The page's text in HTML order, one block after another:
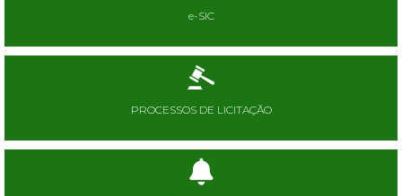
e-SIC
PROCESSOS DE LICITAÇÃO